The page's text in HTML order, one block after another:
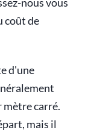
nous vous
coût de
d'une
mètre carré.
mais il